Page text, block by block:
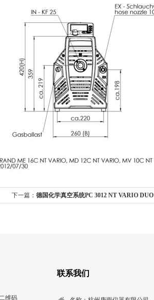
下一篇： 德国化学真空系统PC 3012 NT VARIO DUO
维码
联系我们